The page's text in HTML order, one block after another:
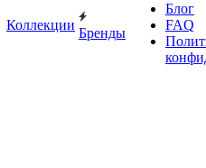
Коллекции
Бренды
Блог
FAQ